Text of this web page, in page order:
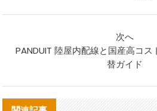
次へ
PANDUIT 陸屋内配線と国産高コ
替ガイド